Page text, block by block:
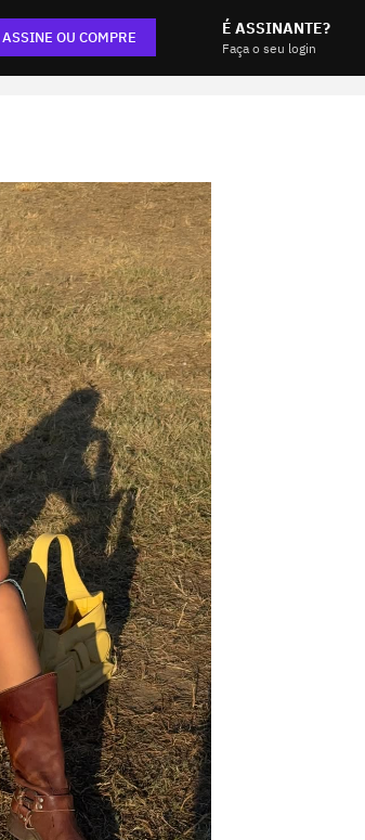
ASSINE OU COMPRE É ASSINANTE?
Faça o seu login